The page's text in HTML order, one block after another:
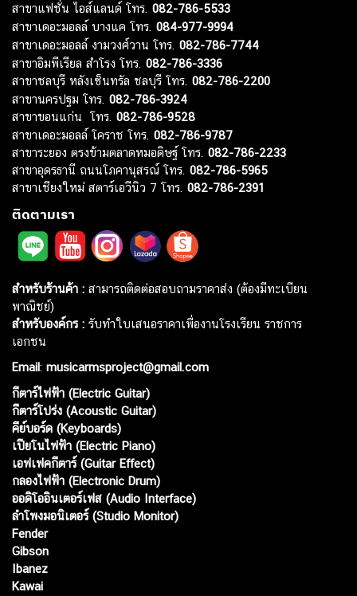
สาขาแฟชั่น ไอส์แลนด์ โทร. 082-786-5533
สาขาเดอะมอลล์ บางแค โทร. 084-977-9994
สาขาเดอะมอลล์ งามวงศ์วาน โทร. 082-786-7744
สาขาอิมพีเรียล สำโรง โทร. 082-786-3336
สาขาชลบุรี หลังเซ็นทรัล ชลบุรี โทร. 082-786-2200
สาขานครปฐม โทร. 082-786-3924
สาขาขอนแก่น โทร. 082-786-9528
สาขาเดอะมอลล์ โคราช โทร. 082-786-9787
สาขาระยอง ตรงข้ามตลาดหมอดิษฐ์ โทร. 082-786-2233
สาขาอุดรธานี ถนนโภคานุสรณ์ โทร. 082-786-5965
สาขาเชียงใหม่ สตาร์เอวีนิว 7 โทร. 082-786-2391
ติดตามเรา
สำหรับร้านค้า : สามารถติดต่อสอบถามราคาส่ง (ต้องมีทะเบียน
พาณิชย์)
สำหรับองค์กร : รับทำใบเสนอราคาเพื่องานโรงเรียน ราชการ
เอกชน
Email: musicarmsproject@gmail.com
กีตาร์ไฟฟ้า (Electric Guitar)
กีตาร์โปร่ง (Acoustic Guitar)
คีย์บอร์ด (Keyboards)
เปียโนไฟฟ้า (Electric Piano)
เอฟเฟคกีตาร์ (Guitar Effect)
กลองไฟฟ้า (Electronic Drum)
ออดิโออินเตอร์เฟส (Audio Interface)
ลำโพงมอนิเตอร์ (Studio Monitor)
Fender
Gibson
Ibanez
Kawai